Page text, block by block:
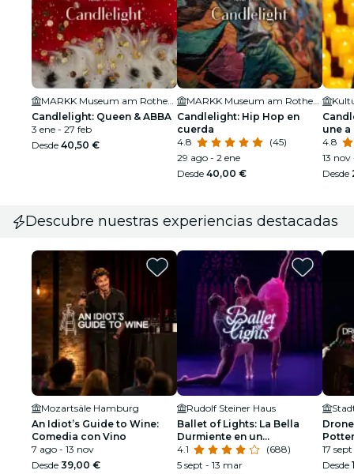
MARKK Museum am Rothenbaum
Candlelight: Queen & ABBA
3 ene - 27 feb
Desde 40,50 €
MARKK Museum am Rothenbaum
Candlelight: Hip Hop en
cuerda
4.8
(45)
29 ago - 2 ene
Desde 40,00 €
une
4.8
13 nov
Desde
Descubre nuestras experiencias destacadas
Mozartsäle Hamburg
An Idiot’s Guide to Wine:
Comedia con Vino
7 ago - 13 nov
Desde 39,00 €
Rudolf Steiner Haus
Ballet of Lights: La Bella
Durmiente en un
espectáculo deslumbrante
4.1
(688)
5 sept - 13 mar
17 sept
Desde